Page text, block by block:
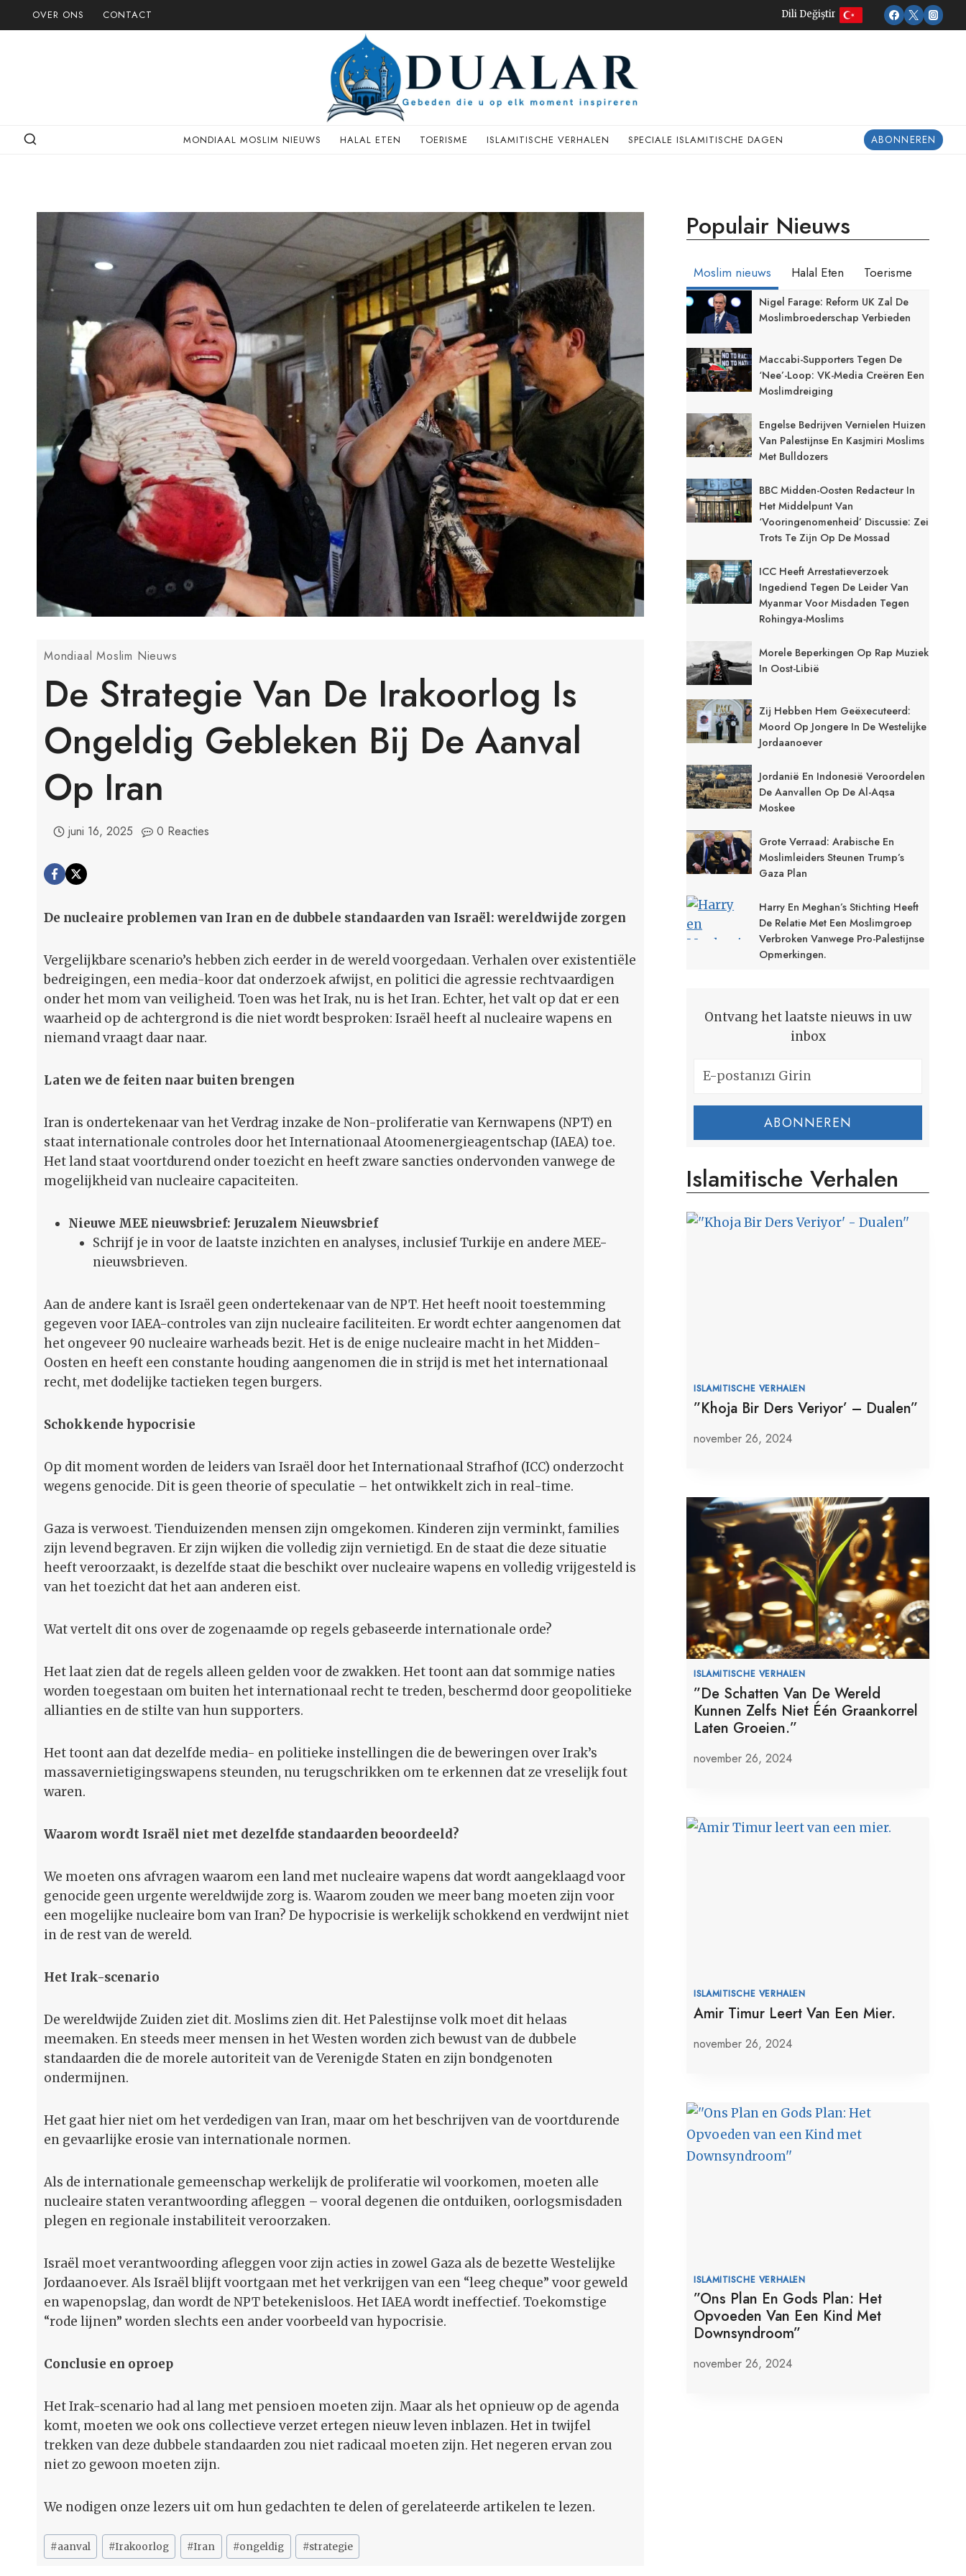
Doorgaan
naar
OVER ONS CONTACT Dili Değiştir
MONDIAAL MOSLIM NIEUWS HALAL ETEN TOERISME ISLAMITISCHE VERHALEN SPECIALE ISLAMITISCHE DAGEN ABONNEREN
Mondiaal Moslim Nieuws
De Strategie Van De Irakoorlog Is
Ongeldig Gebleken Bij De Aanval
Op Iran
juni 16, 2025 0 Reacties
De nucleaire problemen van Iran en de dubbele standaarden van Israël: wereldwijde zorgen
Vergelijkbare scenario’s hebben zich eerder in de wereld voorgedaan. Verhalen over existentiële
bedreigingen, een media-koor dat onderzoek afwijst, en politici die agressie rechtvaardigen
onder het mom van veiligheid. Toen was het Irak, nu is het Iran. Echter, het valt op dat er een
waarheid op de achtergrond is die niet wordt besproken: Israël heeft al nucleaire wapens en
niemand vraagt daar naar.
Laten we de feiten naar buiten brengen
Iran is ondertekenaar van het Verdrag inzake de Non-proliferatie van Kernwapens (NPT) en
staat internationale controles door het Internationaal Atoomenergieagentschap (IAEA) toe.
Het land staat voortdurend onder toezicht en heeft zware sancties ondervonden vanwege de
mogelijkheid van nucleaire capaciteiten.
Nieuwe MEE nieuwsbrief: Jeruzalem Nieuwsbrief
Schrijf je in voor de laatste inzichten en analyses, inclusief Turkije en andere MEE-
nieuwsbrieven.
Aan de andere kant is Israël geen ondertekenaar van de NPT. Het heeft nooit toestemming
gegeven voor IAEA-controles van zijn nucleaire faciliteiten. Er wordt echter aangenomen dat
het ongeveer 90 nucleaire warheads bezit. Het is de enige nucleaire macht in het Midden-
Oosten en heeft een constante houding aangenomen die in strijd is met het internationaal
recht, met dodelijke tactieken tegen burgers.
Schokkende hypocrisie
Op dit moment worden de leiders van Israël door het Internationaal Strafhof (ICC) onderzocht
wegens genocide. Dit is geen theorie of speculatie – het ontwikkelt zich in real-time.
Gaza is verwoest. Tienduizenden mensen zijn omgekomen. Kinderen zijn verminkt, families
zijn levend begraven. Er zijn wijken die volledig zijn vernietigd. En de staat die deze situatie
heeft veroorzaakt, is dezelfde staat die beschikt over nucleaire wapens en volledig vrijgesteld is
van het toezicht dat het aan anderen eist.
Wat vertelt dit ons over de zogenaamde op regels gebaseerde internationale orde?
Het laat zien dat de regels alleen gelden voor de zwakken. Het toont aan dat sommige naties
worden toegestaan om buiten het internationaal recht te treden, beschermd door geopolitieke
allianties en de stilte van hun supporters.
Het toont aan dat dezelfde media- en politieke instellingen die de beweringen over Irak’s
massavernietigingswapens steunden, nu terugschrikken om te erkennen dat ze vreselijk fout
waren.
Waarom wordt Israël niet met dezelfde standaarden beoordeeld?
We moeten ons afvragen waarom een land met nucleaire wapens dat wordt aangeklaagd voor
genocide geen urgente wereldwijde zorg is. Waarom zouden we meer bang moeten zijn voor
een mogelijke nucleaire bom van Iran? De hypocrisie is werkelijk schokkend en verdwijnt niet
in de rest van de wereld.
Het Irak-scenario
De wereldwijde Zuiden ziet dit. Moslims zien dit. Het Palestijnse volk moet dit helaas
meemaken. En steeds meer mensen in het Westen worden zich bewust van de dubbele
standaarden die de morele autoriteit van de Verenigde Staten en zijn bondgenoten
ondermijnen.
Het gaat hier niet om het verdedigen van Iran, maar om het beschrijven van de voortdurende
en gevaarlijke erosie van internationale normen.
Als de internationale gemeenschap werkelijk de proliferatie wil voorkomen, moeten alle
nucleaire staten verantwoording afleggen – vooral degenen die ontduiken, oorlogsmisdaden
plegen en regionale instabiliteit veroorzaken.
Israël moet verantwoording afleggen voor zijn acties in zowel Gaza als de bezette Westelijke
Jordaanoever. Als Israël blijft voortgaan met het verkrijgen van een “leeg cheque” voor geweld
en wapenopslag, dan wordt de NPT betekenisloos. Het IAEA wordt ineffectief. Toekomstige
“rode lijnen” worden slechts een ander voorbeeld van hypocrisie.
Conclusie en oproep
Het Irak-scenario had al lang met pensioen moeten zijn. Maar als het opnieuw op de agenda
komt, moeten we ook ons collectieve verzet ertegen nieuw leven inblazen. Het in twijfel
trekken van deze dubbele standaarden zou niet radicaal moeten zijn. Het negeren ervan zou
niet zo gewoon moeten zijn.
We nodigen onze lezers uit om hun gedachten te delen of gerelateerde artikelen te lezen.
Bericht
tags:
#aanval #Irakoorlog #Iran #ongeldig #strategie
Populair Nieuws
Moslim nieuws Halal Eten Toerisme
Nigel Farage: Reform UK Zal De
Moslimbroederschap Verbieden
Maccabi-Supporters Tegen De
‘Nee’-Loop: VK-Media Creëren Een
Moslimdreiging
Engelse Bedrijven Vernielen Huizen
Van Palestijnse En Kasjmiri Moslims
Met Bulldozers
BBC Midden-Oosten Redacteur In
Het Middelpunt Van
‘vooringenomenheid’ Discussie: Zei
Trots Te Zijn Op De Mossad
ICC Heeft Arrestatieverzoek
Ingediend Tegen De Leider Van
Myanmar Voor Misdaden Tegen
Rohingya-Moslims
Morele Beperkingen Op Rap Muziek
In Oost-Libië
Zij Hebben Hem Geëxecuteerd:
Moord Op Jongere In De Westelijke
Jordaanoever
Jordanië En Indonesië Veroordelen
De Aanvallen Op De Al-Aqsa
Moskee
Grote Verraad: Arabische En
Moslimleiders Steunen Trump’s
Gaza Plan
Harry En Meghan’s Stichting Heeft
De Relatie Met Een Moslimgroep
Verbroken Vanwege Pro-Palestijnse
Opmerkingen.
Ontvang het laatste nieuws in uw
inbox
ABONNEREN
Islamitische Verhalen
ISLAMITISCHE VERHALEN
”Khoja Bir Ders Veriyor’ – Dualen”
november 26, 2024
ISLAMITISCHE VERHALEN
”De Schatten Van De Wereld
Kunnen Zelfs Niet Één Graankorrel
Laten Groeien.”
november 26, 2024
ISLAMITISCHE VERHALEN
Amir Timur Leert Van Een Mier.
november 26, 2024
ISLAMITISCHE VERHALEN
”Ons Plan En Gods Plan: Het
Opvoeden Van Een Kind Met
Downsyndroom”
november 26, 2024